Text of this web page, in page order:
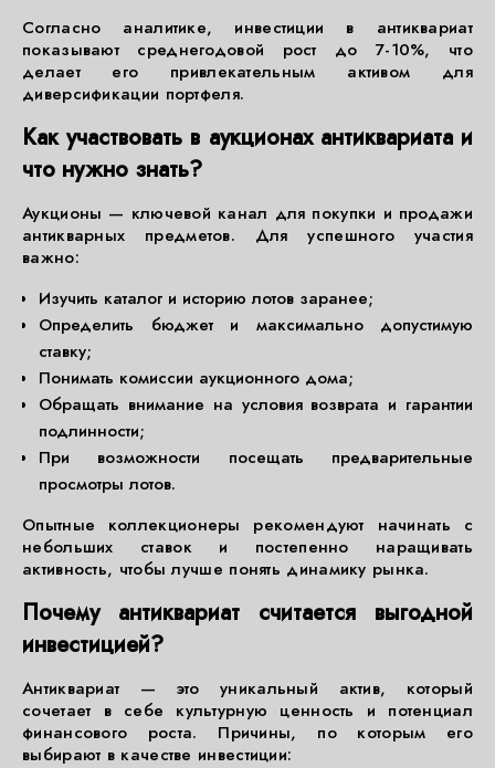
Согласно аналитике, инвестиции в антиквариат
показывают среднегодовой рост до 7-10%, что
делает его привлекательным активом для
диверсификации портфеля.
Как участвовать в аукционах антиквариата и
что нужно знать?
Аукционы — ключевой канал для покупки и продажи
антикварных предметов. Для успешного участия
важно:
Изучить каталог и историю лотов заранее;
Определить бюджет и максимально допустимую
ставку;
Понимать комиссии аукционного дома;
Обращать внимание на условия возврата и гарантии
подлинности;
При возможности посещать предварительные
просмотры лотов.
Опытные коллекционеры рекомендуют начинать с
небольших ставок и постепенно наращивать
активность, чтобы лучше понять динамику рынка.
Почему антиквариат считается выгодной
инвестицией?
Антиквариат — это уникальный актив, который
сочетает в себе культурную ценность и потенциал
финансового роста. Причины, по которым его
выбирают в качестве инвестиции: